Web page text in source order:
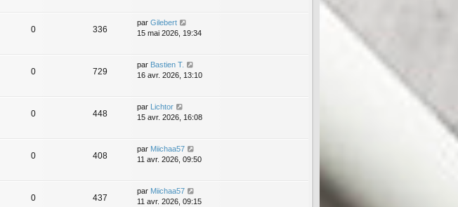
0 336
par Gilebert
15 mai 2026, 19:34
0 729
par Bastien T.
16 avr. 2026, 13:10
0 448
par
Lichtor
15 avr. 2026, 16:08
0 408
par Miichaa57
11 avr. 2026, 09:50
0 437
par Miichaa57
11 avr. 2026, 09:15